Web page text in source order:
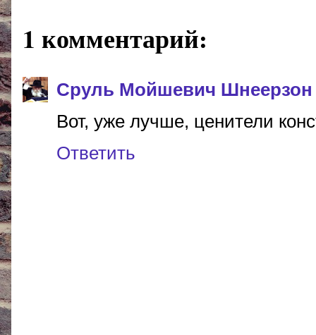
1 комментарий:
Сруль Мойшевич Шнеерзон
Вот, уже лучше, ценители
Ответить